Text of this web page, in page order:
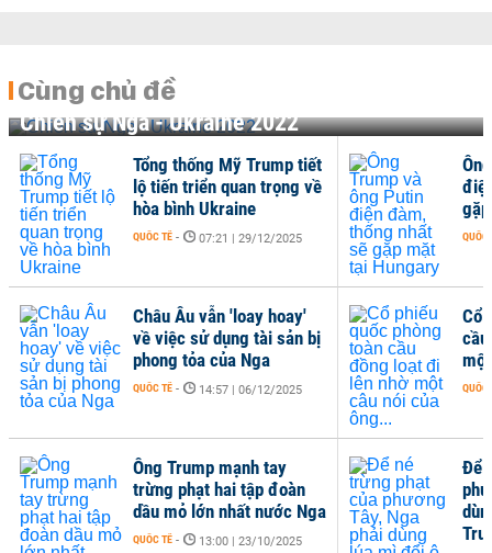
Cùng chủ đề
Chiến sự Nga - Ukraine 2022
Tổng thống Mỹ Trump tiết
lộ tiến triển quan trọng về
hòa bình Ukraine
QUỐC TẾ - 07:21 | 29/12/2025
Châu Âu vẫn 'loay hoay'
về việc sử dụng tài sản bị
phong tỏa của Nga
QUỐC TẾ - 14:57 | 06/12/2025
Ông Trump mạnh tay
trừng phạt hai tập đoàn
dầu mỏ lớn nhất nước Nga
QUỐC TẾ - 13:00 | 23/10/2025
QUỐC
Cổ
QUỐC
Để